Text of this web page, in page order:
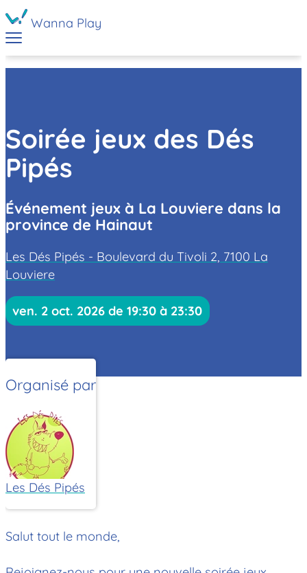
Wanna Play
Soirée jeux des Dés
Pipés
Événement jeux à La Louviere dans la
province de Hainaut
Les Dés Pipés - Boulevard du Tivoli 2, 7100 La
Louviere
ven. 2 oct. 2026 de 19:30 à 23:30
Organisé par
Les Dés Pipés
Salut tout le monde,